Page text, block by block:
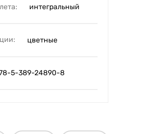
интегральный
цветные
5-389-24890-8